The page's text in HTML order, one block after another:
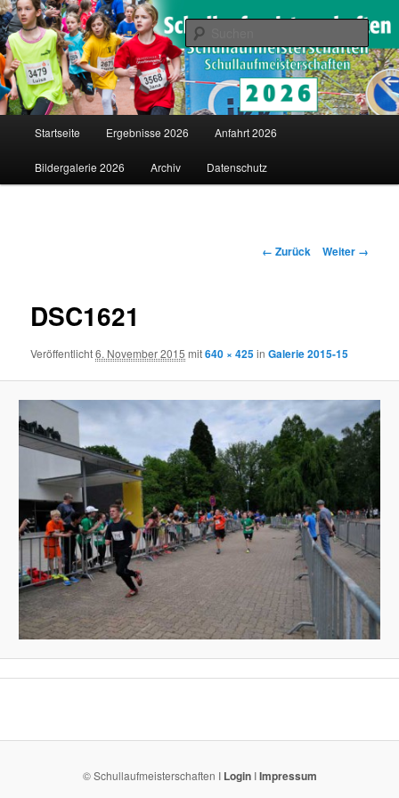
Schullaufmeisterschaften
Saarländische Schullaufmeisterschaften in Merzig
Zum
Inhalt
Startseite Ergebnisse 2026 Anfahrt 2026
Bildergalerie 2026 Archiv Datenschutz
Bilder-
← Zurück Weiter →
DSC1621
Veröffentlicht6. November 2015 mit640 × 425inGalerie 2015-15
© Schullaufmeisterschaften I LoginIImpressum